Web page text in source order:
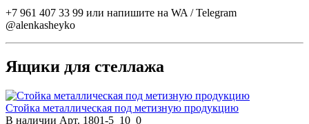
+7 961 407 33 99 или напишите на WA / Telegram
@alenkasheyko
Ящики для стеллажа
Стойка металлическая под метизную продукцию
В наличии Арт. 1801-5_10_0